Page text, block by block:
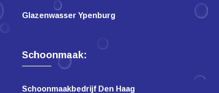
Glazenwasser Ypenburg
Schoonmaak:
Schoonmaakbedrijf Den Haag